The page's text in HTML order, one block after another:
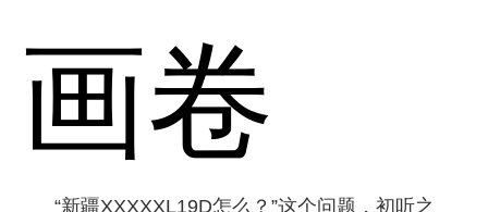
画卷
“新疆XXXXXL19D怎么？”这个问题，初听之